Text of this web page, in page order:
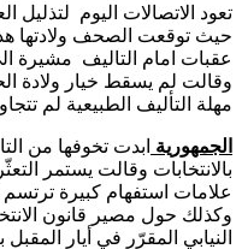
تعود الاتصالات اليوم لتذليل
حيث توقعت الصحف ولادتها
عقبات امام التاليف مشيرة
وقالت لم يسقط خيار ولادة
مهلة التأليف الطبيعية لم
الجمهورية ابدت تخوفها من
بالانتخابات وقالت يستمر
علامات استفهام كبيرة
وكذلك حول مصير قانون
النيابي المقرّر في أيار المقبل